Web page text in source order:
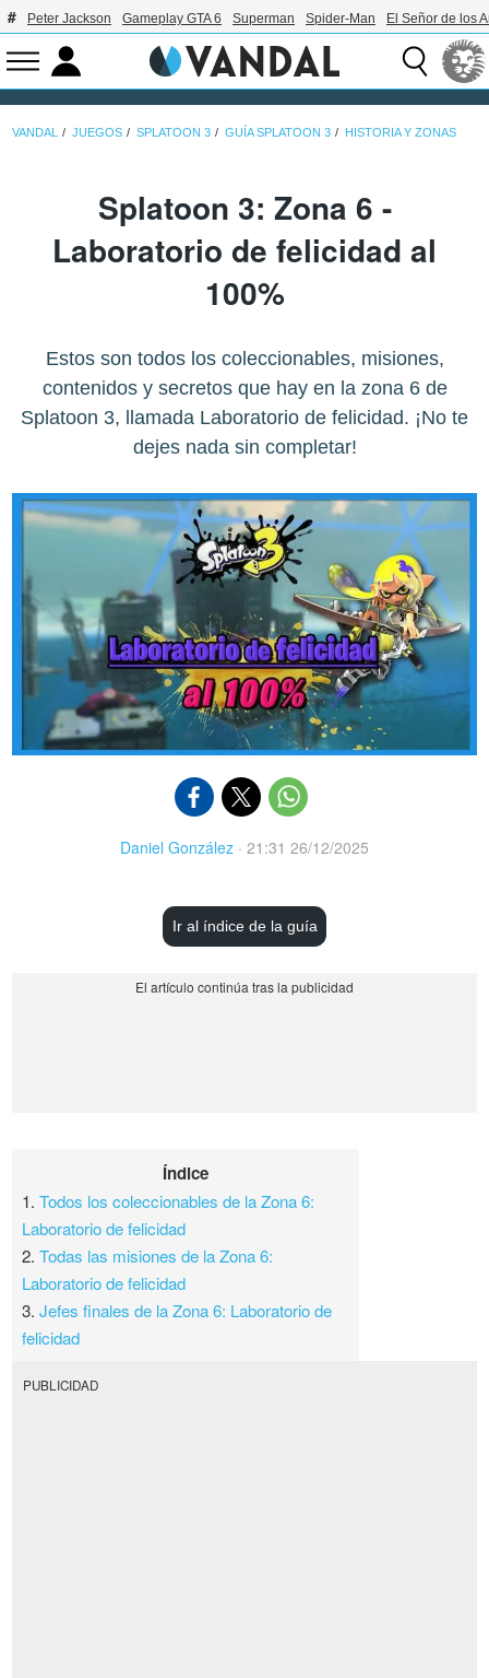
Peter Jackson Gameplay GTA 6 Superman Spider-Man El Señor de los
VANDAL JUEGOS SPLATOON 3 GUÍA SPLATOON 3 HISTORIA Y ZONAS
Splatoon 3: Zona 6 -
Laboratorio de felicidad al
100%
Estos son todos los coleccionables, misiones,
contenidos y secretos que hay en la zona 6 de
Splatoon 3, llamada Laboratorio de felicidad. ¡No te
dejes nada sin completar!
Daniel González · 21:31 26/12/2025
Ir al índice de la guía
Índice
1.Todos los coleccionables de la Zona 6:
Laboratorio de felicidad
2.Todas las misiones de la Zona 6:
Laboratorio de felicidad
3.Jefes finales de la Zona 6: Laboratorio de
felicidad
PUBLICIDAD